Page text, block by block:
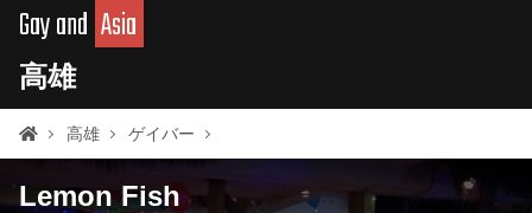
Gay and Asia
高雄
高雄 ゲイバー
Lemon Fish